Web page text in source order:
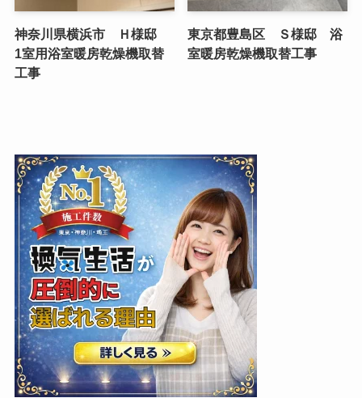
神奈川県横浜市 Ｈ様邸
1室用浴室暖房乾燥機取替
工事
東京都豊島区 Ｓ様邸 浴
室暖房乾燥機取替工事